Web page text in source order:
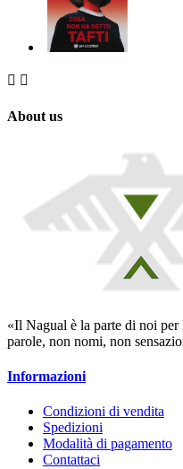
 
About us
«Il Nagual è la parte di noi per
parole, non nomi, non
Informazioni
Condizioni di vendita
Spedizioni
Modalità di pagamento
Contattaci